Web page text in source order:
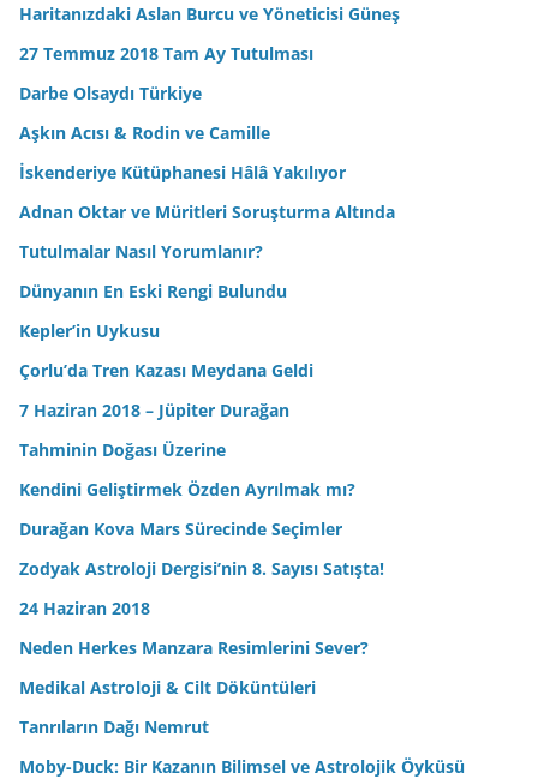
Haritanızdaki Aslan Burcu ve Yöneticisi Güneş
27 Temmuz 2018 Tam Ay Tutulması
Darbe Olsaydı Türkiye
Aşkın Acısı & Rodin ve Camille
İskenderiye Kütüphanesi Hâlâ Yakılıyor
Adnan Oktar ve Müritleri Soruşturma Altında
Tutulmalar Nasıl Yorumlanır?
Dünyanın En Eski Rengi Bulundu
Kepler’in Uykusu
Çorlu’da Tren Kazası Meydana Geldi
7 Haziran 2018 – Jüpiter Durağan
Tahminin Doğası Üzerine
Kendini Geliştirmek Özden Ayrılmak mı?
Durağan Kova Mars Sürecinde Seçimler
Zodyak Astroloji Dergisi’nin 8. Sayısı Satışta!
24 Haziran 2018
Neden Herkes Manzara Resimlerini Sever?
Medikal Astroloji & Cilt Döküntüleri
Tanrıların Dağı Nemrut
Moby-Duck: Bir Kazanın Bilimsel ve Astrolojik Öyküsü